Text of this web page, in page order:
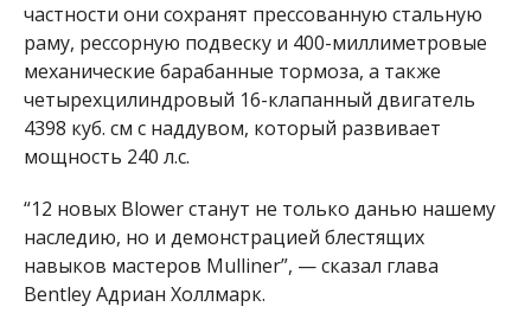
частности они сохранят прессованную стальную
раму, рессорную подвеску и 400-миллиметровые
механические барабанные тормоза, а также
четырехцилиндровый 16-клапанный двигатель
4398 куб. см с наддувом, который развивает
мощность 240 л.с.
“12 новых Blower станут не только данью нашему
наследию, но и демонстрацией блестящих
навыков мастеров Mulliner”, — сказал глава
Bentley Адриан Холлмарк.